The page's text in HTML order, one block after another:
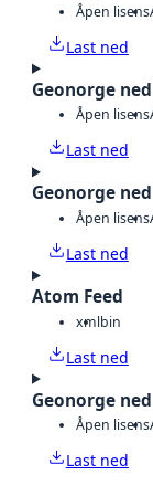
Åpen lisens
Last ned
Geonorge
Åpen lisens
Last ned
Geonorge
Åpen lisens
Last ned
Atom Feed
xmlbin
Last ned
Geonorge
Åpen lisens
Last ned